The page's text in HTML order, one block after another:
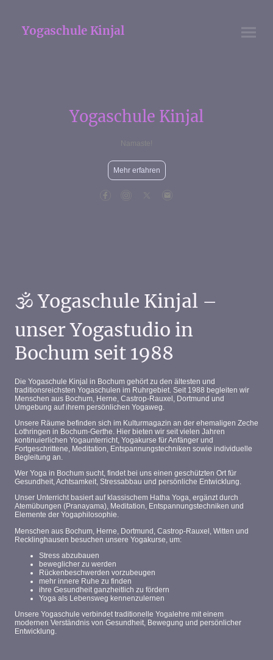
Yogaschule Kinjal
Yogaschule Kinjal
Namaste!
Mehr erfahren
🕉️ Yogaschule Kinjal –
unser Yogastudio in
Bochum seit 1988
Die Yogaschule Kinjal in Bochum gehört zu den ältesten und
traditionsreichsten Yogaschulen im Ruhrgebiet. Seit 1988 begleiten wir
Menschen aus Bochum, Herne, Castrop-Rauxel, Dortmund und
Umgebung auf ihrem persönlichen Yogaweg.
Unsere Räume befinden sich im Kulturmagazin an der ehemaligen Zeche
Lothringen in Bochum-Gerthe. Hier bieten wir seit vielen Jahren
kontinuierlichen Yogaunterricht, Yogakurse für Anfänger und
Fortgeschrittene, Meditation, Entspannungstechniken sowie individuelle
Begleitung an.
Wer Yoga in Bochum sucht, findet bei uns einen geschützten Ort für
Gesundheit, Achtsamkeit, Stressabbau und persönliche Entwicklung.
Unser Unterricht basiert auf klassischem Hatha Yoga, ergänzt durch
Atemübungen (Pranayama), Meditation, Entspannungstechniken und
Elemente der Yogaphilosophie.
Menschen aus Bochum, Herne, Dortmund, Castrop-Rauxel, Witten und
Recklinghausen besuchen unsere Yogakurse, um:
Stress abzubauen
beweglicher zu werden
Rückenbeschwerden vorzubeugen
mehr innere Ruhe zu finden
ihre Gesundheit ganzheitlich zu fördern
Yoga als Lebensweg kennenzulernen
Unsere Yogaschule verbindet traditionelle Yogalehre mit einem
modernen Verständnis von Gesundheit, Bewegung und persönlicher
Entwicklung.